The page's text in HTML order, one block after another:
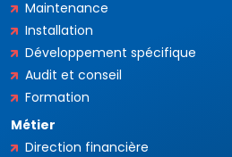
Maintenance
Installation
Développement spécifique
Audit et conseil
Formation
Métier
Direction financière